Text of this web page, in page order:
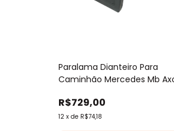
Paralama Dianteiro Para
Caminhão Mercedes Mb
R$729,00
12 xde R$74,18